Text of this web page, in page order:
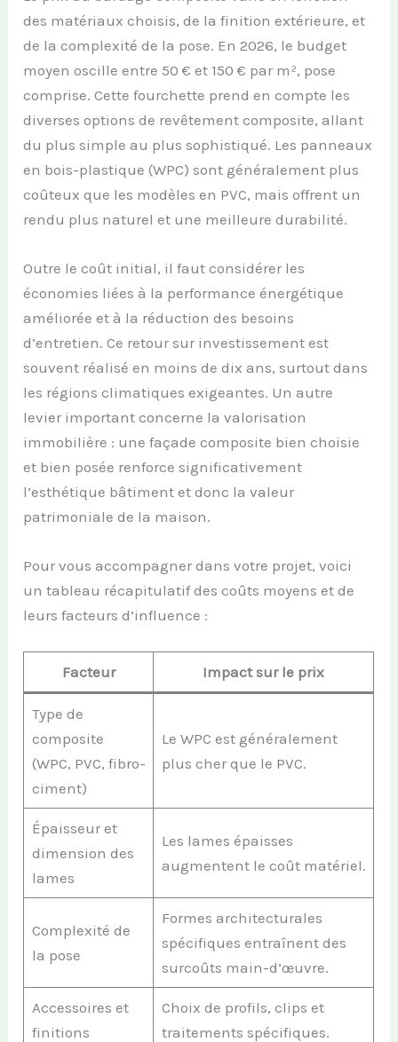
des matériaux choisis, de la finition extérieure, et
de la complexité de la pose. En 2026, le budget
moyen oscille entre 50 € et 150 € par m², pose
comprise. Cette fourchette prend en compte les
diverses options de revêtement composite, allant
du plus simple au plus sophistiqué. Les panneaux
en bois-plastique (WPC) sont généralement plus
coûteux que les modèles en PVC, mais offrent un
rendu plus naturel et une meilleure durabilité.
Outre le coût initial, il faut considérer les
économies liées à la performance énergétique
améliorée et à la réduction des besoins
d’entretien. Ce retour sur investissement est
souvent réalisé en moins de dix ans, surtout dans
les régions climatiques exigeantes. Un autre
levier important concerne la valorisation
immobilière : une façade composite bien choisie
et bien posée renforce significativement
l’esthétique bâtiment et donc la valeur
patrimoniale de la maison.
Pour vous accompagner dans votre projet, voici
un tableau récapitulatif des coûts moyens et de
leurs facteurs d’influence :
Facteur Impact sur le prix
Type de
composite
(WPC, PVC, fibro-
ciment)
Le WPC est généralement
plus cher que le PVC.
Épaisseur et
dimension des
lames
Les lames épaisses
augmentent le coût matériel.
Complexité de
la pose
Formes architecturales
spécifiques entraînent des
surcoûts main-d’œuvre.
Accessoires et
finitions
Choix de profils, clips et
traitements spécifiques.